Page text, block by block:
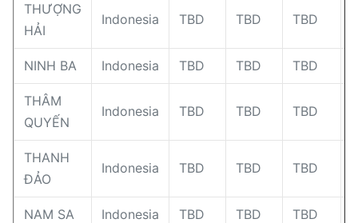
THƯỢNG
HẢI
Indonesia TBD TBD TBD
NINH BA Indonesia TBD TBD TBD
THÂM
QUYẾN
Indonesia TBD TBD TBD
THANH
ĐẢO
Indonesia TBD TBD TBD
NAM SA Indonesia TBD TBD TBD